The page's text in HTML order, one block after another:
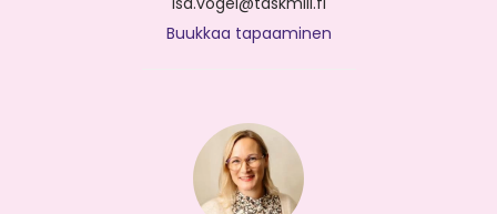
Buukkaa tapaaminen